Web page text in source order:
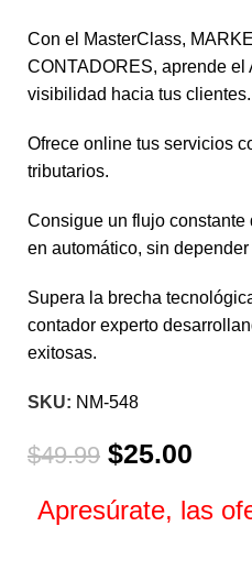
Con el MasterClass,
CONTADORES, aprende el
visibilidad hacia tus clientes.
Ofrece online tus servicios
tributarios.
Consigue un flujo
en automático, sin
Supera la brecha
contador experto
exitosas.
SKU: NM-548
$49.99 $25.00
Apresúrate, las